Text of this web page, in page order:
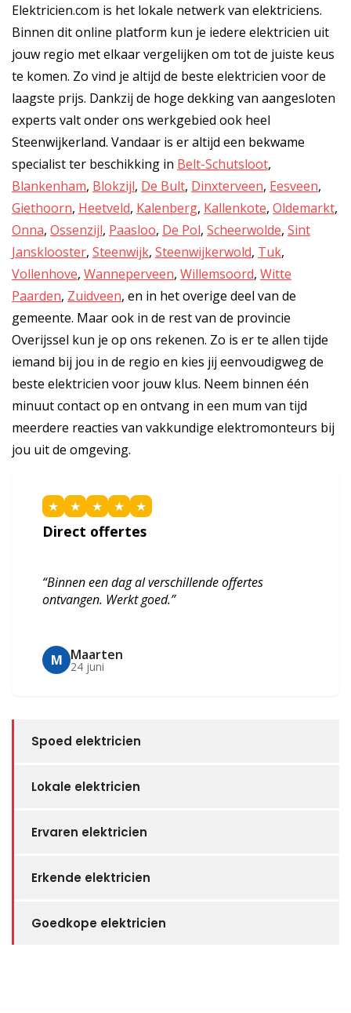
Elektricien.com is het lokale netwerk van elektriciens.
Binnen dit online platform kun je iedere elektricien uit
jouw regio met elkaar vergelijken om tot de juiste keus
te komen. Zo vind je altijd de beste elektricien voor de
laagste prijs. Dankzij de hoge dekking van aangesloten
experts valt onder ons werkgebied ook heel
Steenwijkerland. Vandaar is er altijd een bekwame
specialist ter beschikking in Belt-Schutsloot,
Blankenham, Blokzijl, De Bult, Dinxterveen, Eesveen,
Giethoorn, Heetveld, Kalenberg, Kallenkote, Oldemarkt,
Onna, Ossenzijl, Paasloo, De Pol, Scheerwolde, Sint
Jansklooster, Steenwijk, Steenwijkerwold, Tuk,
Vollenhove, Wanneperveen, Willemsoord, Witte
Paarden, Zuidveen, en in het overige deel van de
gemeente. Maar ook in de rest van de provincie
Overijssel kun je op ons rekenen. Zo is er te allen tijde
iemand bij jou in de regio en kies jij eenvoudigweg de
beste elektricien voor jouw klus. Neem binnen één
minuut contact op en ontvang in een mum van tijd
meerdere reacties van vakkundige elektromonteurs bij
jou uit de omgeving.
★ ★ ★ ★ ★
Direct offertes
“Binnen een dag al verschillende offertes
ontvangen. Werkt goed.”
M Maarten
24 juni
Spoed elektricien
Lokale elektricien
Ervaren elektricien
Erkende elektricien
Goedkope elektricien